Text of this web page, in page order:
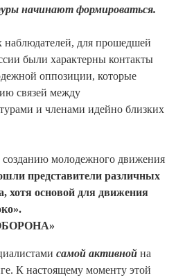
начинают формироваться.
для прошедшей
были характерны контакты
оппозиции, которые
связей между
и членами идейно близких
молодежного движения
представители различных
хотя основой для движения
самой активной на
К настоящему моменту этой